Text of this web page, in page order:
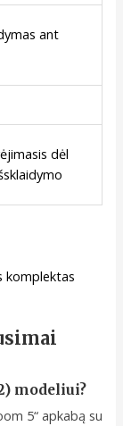
ant
dėl
komplektas
modeliui?
5“ apkabą su